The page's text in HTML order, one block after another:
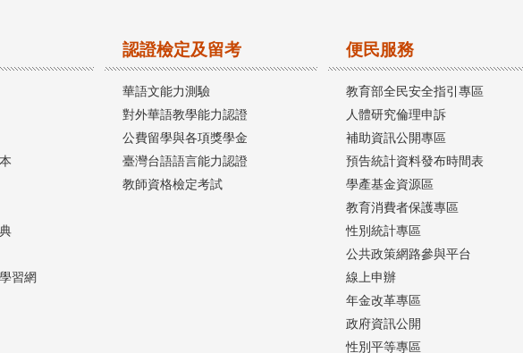
習網
認證檢定及留考
華語文能力測驗
對外華語教學能力認證
公費留學與各項獎學金
臺灣台語語言能力認證
教師資格檢定考試
便民服務
教育部全民安全指引專區
人體研究倫理申訴
補助資訊公開專區
預告統計資料發布時間表
學產基金資源區
教育消費者保護專區
性別統計專區
公共政策網路參與平台
線上申辦
年金改革專區
政府資訊公開
性別平等專區